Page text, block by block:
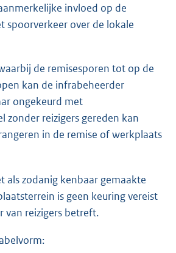
invloed op de
spoorverkeer over de lokale
de remisesporen tot op de
kan de infrabeheerder
ongekeurd met
zonder reizigers gereden kan
in de remise of werkplaats
als zodanig kenbaar gemaakte
is geen keuring vereist
van reizigers betreft.